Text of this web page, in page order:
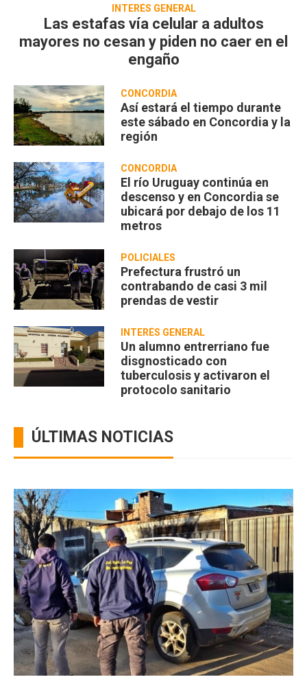
INTERÉS GENERAL
Las estafas vía celular a adultos
mayores no cesan y piden no caer en el
engaño
CONCORDIA
Así estará el tiempo durante
este sábado en Concordia y la
región
CONCORDIA
El río Uruguay continúa en
descenso y en Concordia se
ubicará por debajo de los 11
metros
POLICIALES
Prefectura frustró un
contrabando de casi 3 mil
prendas de vestir
INTERÉS GENERAL
Un alumno entrerriano fue
disgnosticado con
tuberculosis y activaron el
protocolo sanitario
ÚLTIMAS NOTICIAS